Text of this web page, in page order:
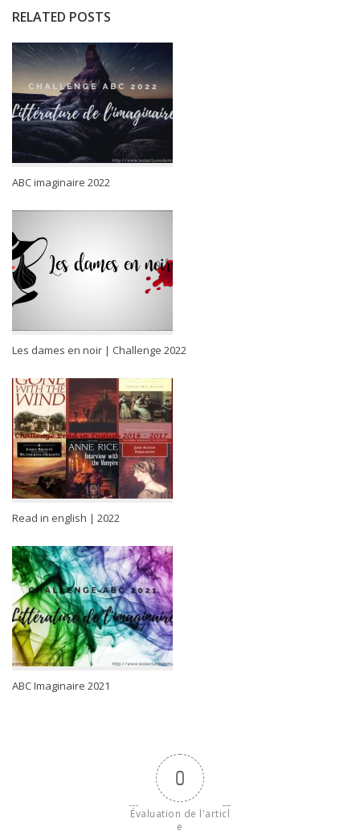
RELATED POSTS
ABC imaginaire 2022
Les dames en noir | Challenge 2022
Read in english | 2022
ABC Imaginaire 2021
0
Évaluation de l'articl
e